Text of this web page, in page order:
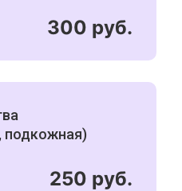
300 руб.
подкожная)
250 руб.